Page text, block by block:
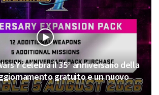
Y celebra il 35° anniversario della
gratuito e un nuovo